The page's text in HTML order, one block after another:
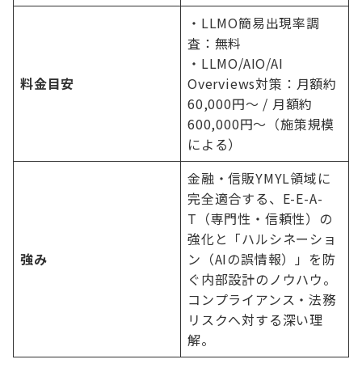
料金目安
・LLMO簡易出現率調
査：無料
・LLMO/AIO/AI
Overviews対策：月額約
60,000円〜 / 月額約
600,000円〜（施策規模
による）
強み
金融・信販YMYL領域に
完全適合する、E-E-A-
T（専門性・信頼性）の
強化と「ハルシネーショ
ン（AIの誤情報）」を防
ぐ内部設計のノウハウ。
コンプライアンス・法務
リスクへ対する深い理
解。